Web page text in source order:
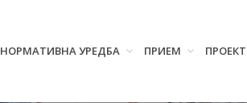
НОРМАТИВНА УРЕДБА ПРИЕМ